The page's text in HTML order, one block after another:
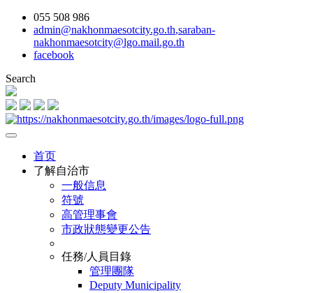
055 508 986
admin@nakhonmaesotcity.go.th,saraban-
nakhonmaesotcity@lgo.mail.go.th
facebook
Search
首页
了解自治市
一般信息
符號
高管理事會
市政狀態變更公告
任務/人員目錄
管理團隊
Deputy Municipality